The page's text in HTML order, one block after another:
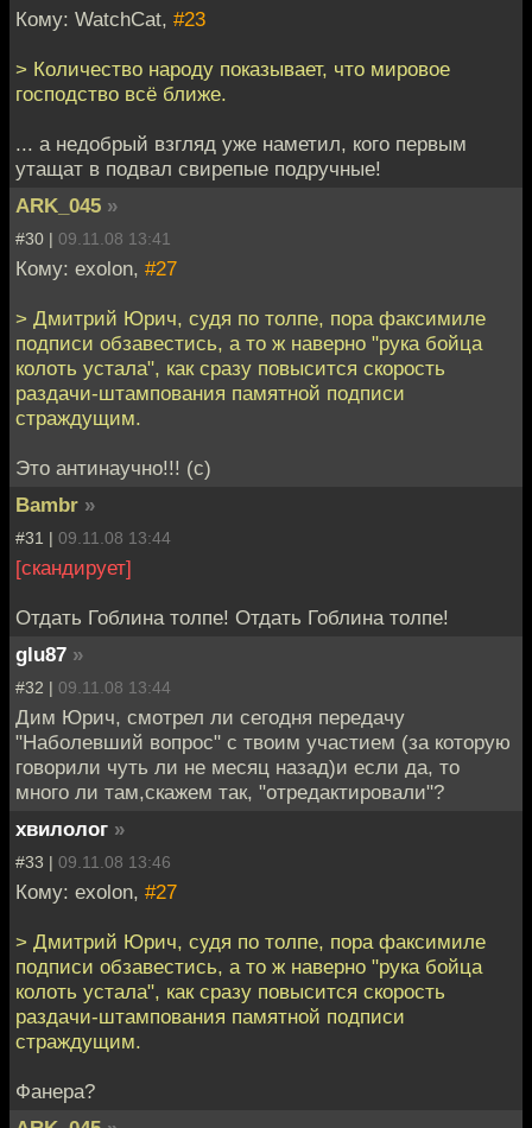
Кому: WatchCat, #23
> Количество народу показывает, что мировое
господство всё ближе.
... а недобрый взгляд уже наметил, кого первым
утащат в подвал свирепые подручные!
ARK_045 »
#30 | 09.11.08 13:41
Кому: exolon, #27
> Дмитрий Юрич, судя по толпе, пора факсимиле
подписи обзавестись, а то ж наверно "рука бойца
колоть устала", как сразу повысится скорость
раздачи-штампования памятной подписи
страждущим.
Это антинаучно!!! (с)
Bambr »
#31 | 09.11.08 13:44
[скандирует]
Отдать Гоблина толпе! Отдать Гоблина толпе!
glu87 »
#32 | 09.11.08 13:44
Дим Юрич, смотрел ли сегодня передачу
"Наболевший вопрос" с твоим участием (за которую
говорили чуть ли не месяц назад)и если да, то
много ли там,скажем так, "отредактировали"?
хвилолог »
#33 | 09.11.08 13:46
Кому: exolon, #27
> Дмитрий Юрич, судя по толпе, пора факсимиле
подписи обзавестись, а то ж наверно "рука бойца
колоть устала", как сразу повысится скорость
раздачи-штампования памятной подписи
страждущим.
Фанера?